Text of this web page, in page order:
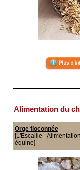
Alimentation du
Orge floconnée
[L'Escaille - Alimentation
équine]